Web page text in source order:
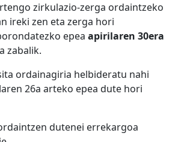
zirkulazio-zerga ordaintzeko
ireki zen eta zerga hori
epeaapirilaren 30era
zabalik.
ordainagiria helbideratu nahi
26a arteko epea dute hori
dutenei errekargoa